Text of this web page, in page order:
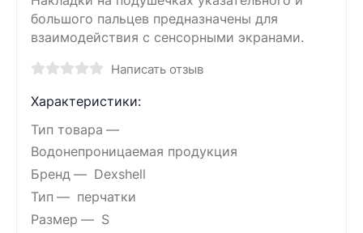
большого пальцев предназначены для
взаимодействия с сенсорными экранами.
Написать отзыв
Характеристики:
Тип товара
Водонепроницаемая продукция
Бренд
Dexshell
Тип
перчатки
Размер
S